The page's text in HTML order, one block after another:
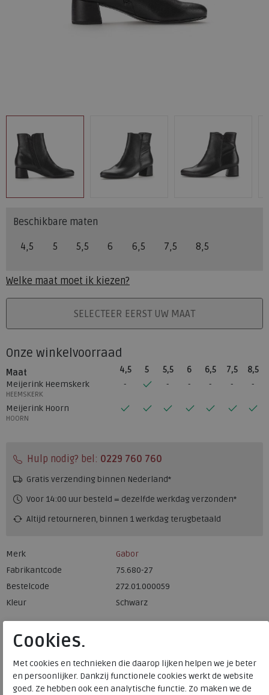
Beschikbare maten
4,5 5 5,5 6 6,5 7,5 8,5
Welke maat moet ik kiezen?
PLAATS IN WINKELMANDSELECTEER EERST UW MAAT
Onze winkelvoorraad
Maat 4,5 5 5,5 6 6,5 7,5
8,5
Meijerink Heemskerk
HEEMSKERK
Meijerink Hoorn
HOORN
Hulp nodig? bel: 0229 760 760
Gratis verzending binnen Nederland*
Voor 14:00 uur besteld = dezelfde werkdag verzonden*
Altijd retourneren, binnen 1 werkdag terugbetaald
Merk
Gabor
Fabrikantcode
75.680-27
Bestelcode
272.01.000059
Kleur
Schwarz
Materiaal
Uitneembaar voetbed
nee
Hakhoogte
5.00 cm
Cookies.
Met cookies en technieken die daarop lijken helpen we je beter
en persoonlijker. Dankzij functionele cookies werkt de website
goed. Ze hebben ook een analytische functie. Zo maken we de